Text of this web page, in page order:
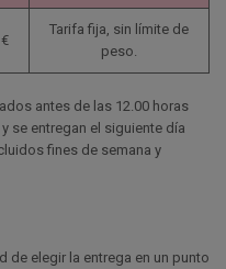
Tarifa fija, sin límite de
peso.
antes de las 12.00 horas
se entregan el siguiente día
fines de semana y
elegir la entrega en un punto